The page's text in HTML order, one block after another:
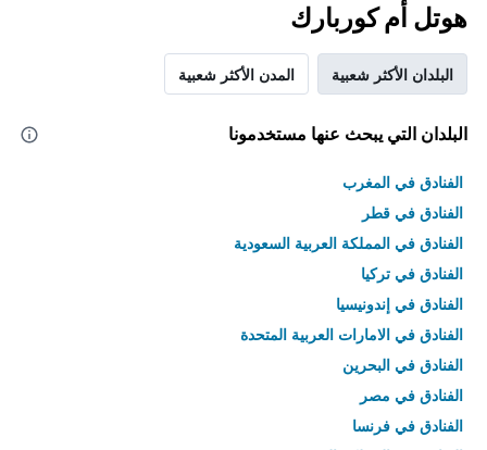
هوتل أم كوربارك
البلدان الأكثر شعبية المدن الأكثر شعبية
البلدان التي يبحث عنها مستخدمونا
الفنادق في المغرب
الفنادق في قطر
الفنادق في المملكة العربية السعودية
الفنادق في تركيا
الفنادق في إندونيسيا
الفنادق في الامارات العربية المتحدة
الفنادق في البحرين
الفنادق في مصر
الفنادق في فرنسا